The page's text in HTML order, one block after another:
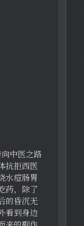
中医之路
抗拒西医
水痘肠胃
药，除了
的昏沉无
看到身边